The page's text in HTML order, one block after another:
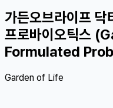
가든오브라이프 닥
프로바이오틱스
Formulated
Garden of Life